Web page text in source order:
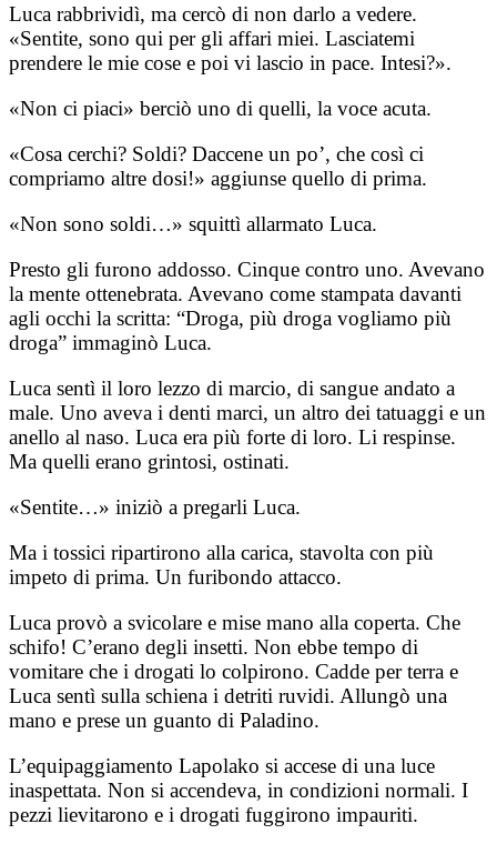
Luca rabbrividì, ma cercò di non darlo a vedere.
«Sentite, sono qui per gli affari miei. Lasciatemi
prendere le mie cose e poi vi lascio in pace. Intesi?».
«Non ci piaci» berciò uno di quelli, la voce acuta.
«Cosa cerchi? Soldi? Daccene un po’, che così ci
compriamo altre dosi!» aggiunse quello di prima.
«Non sono soldi…» squittì allarmato Luca.
Presto gli furono addosso. Cinque contro uno. Avevano
la mente ottenebrata. Avevano come stampata davanti
agli occhi la scritta: “Droga, più droga vogliamo più
droga” immaginò Luca.
Luca sentì il loro lezzo di marcio, di sangue andato a
male. Uno aveva i denti marci, un altro dei tatuaggi e un
anello al naso. Luca era più forte di loro. Li respinse.
Ma quelli erano grintosi, ostinati.
«Sentite…» iniziò a pregarli Luca.
Ma i tossici ripartirono alla carica, stavolta con più
impeto di prima. Un furibondo attacco.
Luca provò a svicolare e mise mano alla coperta. Che
schifo! C’erano degli insetti. Non ebbe tempo di
vomitare che i drogati lo colpirono. Cadde per terra e
Luca sentì sulla schiena i detriti ruvidi. Allungò una
mano e prese un guanto di Paladino.
L’equipaggiamento Lapolako si accese di una luce
inaspettata. Non si accendeva, in condizioni normali. I
pezzi lievitarono e i drogati fuggirono impauriti.